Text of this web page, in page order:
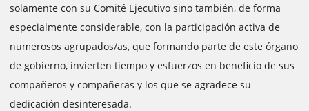
solamente con su Comité Ejecutivo sino también, de forma
especialmente considerable, con la participación activa de
numerosos agrupados/as, que formando parte de este órgano
de gobierno, invierten tiempo y esfuerzos en beneficio de sus
compañeros y compañeras y los que se agradece su
dedicación desinteresada.